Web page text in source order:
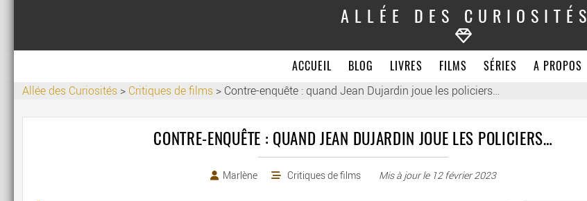
ALLÉE DES CURIOSITÉS
ACCUEIL BLOG LIVRES FILMS SÉRIES A PROPOS
Allée des Curiosités > Critiques de films > Contre-enquête : quand Jean Dujardin joue les policiers…
CONTRE-ENQUÊTE : QUAND JEAN DUJARDIN JOUE LES POLICIERS…
Marlène Critiques de films Mis à jour le 12 février 2023